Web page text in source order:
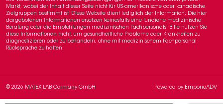
Markt, wobei der Inhalt dieser Seite nicht für US-amerikanische oder kanadische
Zielgruppen bestimmt ist. Diese Website dient lediglich der Information. Die hier
dargebotenen Informationen ersetzen keinesfalls eine fundierte medizinische
Beratung oder die Empfehlungen medizinischen Fachpersonals. Bitte nutzen Sie
diese Informationen nicht, um gesundheitliche Probleme oder Krankheiten zu
diagnostizieren oder zu behandeln, ohne mit medizinischem Fachpersonal
Rücksprache zu halten.
© 2026 MATEX LAB Germany GmbH Powered by EmporioADV